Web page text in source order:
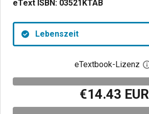
eText ISBN: 03521KTAB
Lebenszeit
eTextbook-Lizenz
€14.43 EUR